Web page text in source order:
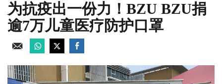
为抗疫出一份力！BZU BZU捐
逾7万儿童医疗防护口罩